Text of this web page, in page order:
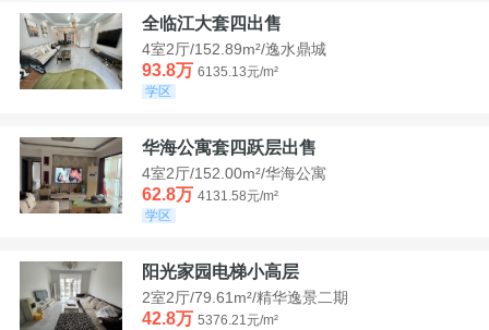
全临江大套四出售
4室2厅/152.89m²/逸水鼎城
93.8万 6135.13元/m²
学区
华海公寓套四跃层出售
4室2厅/152.00m²/华海公寓
62.8万 4131.58元/m²
学区
阳光家园电梯小高层
2室2厅/79.61m²/精华逸景二期
42.8万 5376.21元/m²